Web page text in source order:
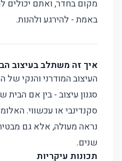
מקום בחדר, ואתם
באמת - להירגע ולהנות.
איך זה משתלב בעיצוב
העיצוב המודרני והנקי
סגנון עיצוב - בין אם הבית
סקנדינבי או עכשווי.
נראה מעולה, אלא גם
שנים.
תכונות עיקריות